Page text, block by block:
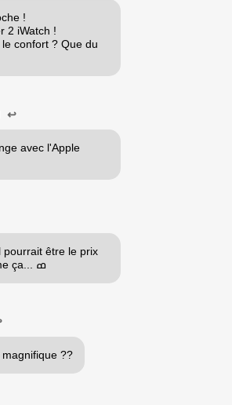
!
2 iWatch !
confort ? Que du
↩
avec l'Apple
pourrait être le prix
d'un casque comme ça... ߘ
??